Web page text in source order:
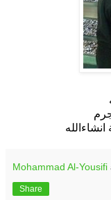
Mohammad Al-Yousifi
Share